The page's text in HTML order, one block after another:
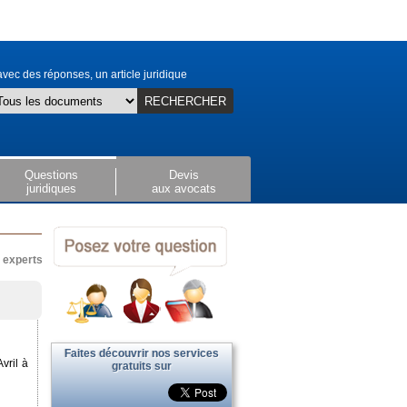
des réponses, un article juridique
RECHERCHER
Questions
juridiques
Devis
aux avocats
experts
à
Faites découvrir nos services
gratuits sur